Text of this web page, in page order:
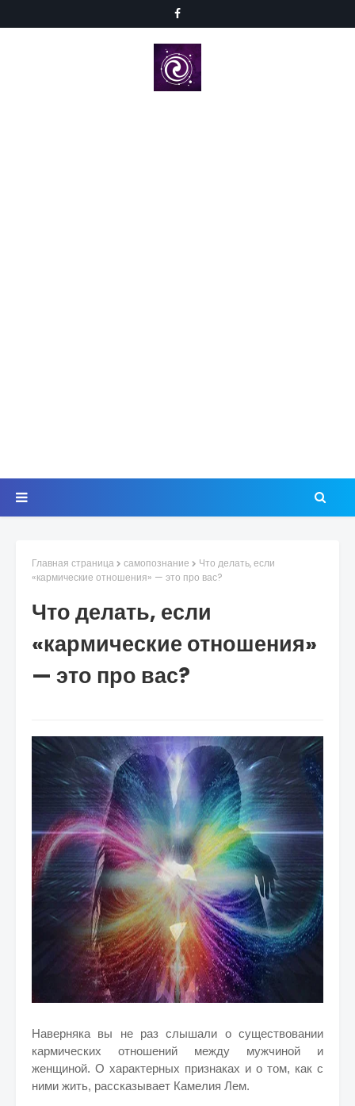
Главная страница самопознание
Что делать, если
«кармические отношения» — это про вас?
Что делать, если
«кармические отношения»
— это про вас?
Наверняка вы не раз слышали о существовании
кармических отношений между мужчиной и
женщиной. О характерных признаках и о том, как с
ними жить, рассказывает Камелия Лем.